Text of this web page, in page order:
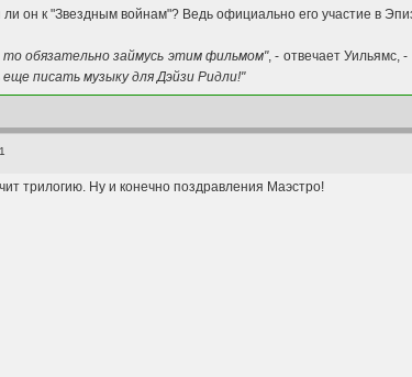
ли он к "Звездным войнам"? Ведь официально его участие в
то обязательно займусь этим фильмом", - отвечает Уильямс, -
еще писать музыку для Дэйзи Ридли!"
трилогию. Ну и конечно поздравления Маэстро!